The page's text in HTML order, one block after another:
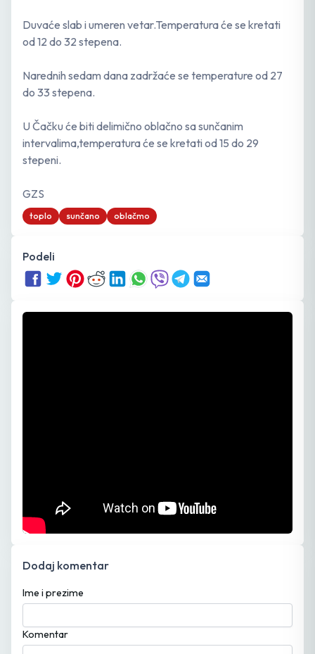
Duvaće slab i umeren vetar.Temperatura će se kretati
od 12 do 32 stepena.
Narednih sedam dana zadržaće se temperature od 27
do 33 stepena.
U Čačku će biti delimično oblačno sa sunčanim
intervalima,temperatura će se kretati od 15 do 29
stepeni.
GZS
toplo sunčano oblačmo
Podeli
Dodaj komentar
Ime i prezime
Komentar